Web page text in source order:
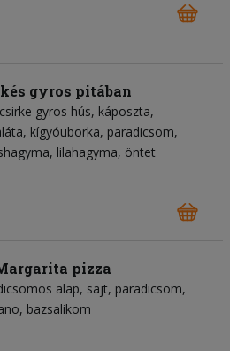
gyros pitában
csirke gyros hús káposzta
kígyóuborka paradicsom
lilahagyma öntet
pizza
alap sajt paradicsom
bazsalikom